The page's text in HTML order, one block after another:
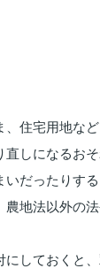
住宅用地な
しになるおそ
だったりす
地法以外の
しておくと